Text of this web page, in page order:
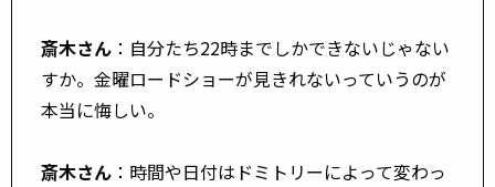
斎木さん ：自分たち22時までしかできないじゃない
すか。金曜ロードショーが見きれないっていうのが
本当に悔しい。
斎木さん ：時間や日付はドミトリーによって変わっ